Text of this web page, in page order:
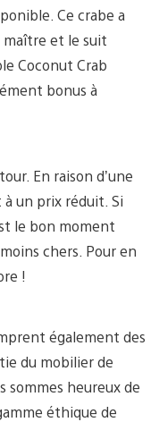
Ce crabe a
et le suit
Coconut Crab
bonus à
En raison d’une
un prix réduit. Si
le bon moment
chers. Pour en
!
également des
du mobilier de
heureux de
éthique de